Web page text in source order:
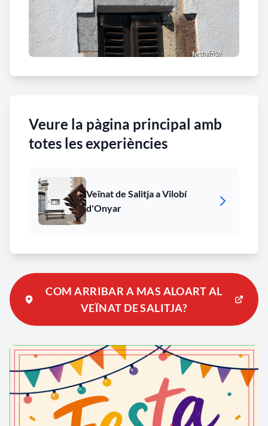
Veure la pàgina principal amb
totes les experiències
Veïnat de Salitja a Vilobí
d'Onyar
COM ARRIBAR A MAS ALOART AL
VEÏNAT DE SALITJA?